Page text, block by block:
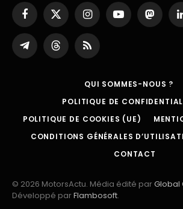
Facebook
X
(Twitter)
InstagramYouTube
Partager
sur
ThreadsRSS
QUI SOMMES-NOUS ?
POLITIQUE DE
POLITIQUE DE COOKIES (UE)
CONDITIONS GÉNÉRALES
CONTACT
© 2026 MotorsActu. Média édité parGlobal
Développé parFlambosoft.